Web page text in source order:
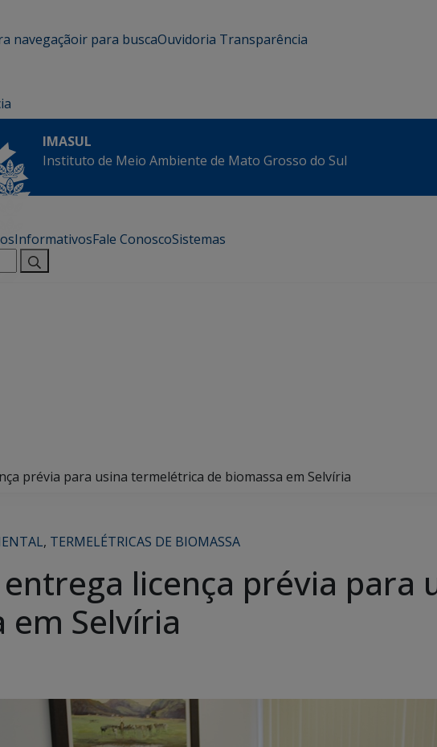
navegaçãoir para buscaOuvidoria Transparência
IMASUL
Instituto de Meio Ambiente de Mato Grosso do Sul
InformativosFale ConoscoSistemas
prévia para usina termelétrica de biomassa em Selvíria
, TERMELÉTRICAS DE BIOMASSA
licença prévia para
em Selvíria